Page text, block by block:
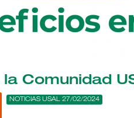
Comunidad
NOTICIAS USAL 27/02/2024